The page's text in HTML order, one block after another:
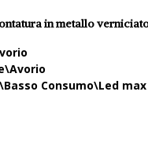
in metallo
Consumo\Led max